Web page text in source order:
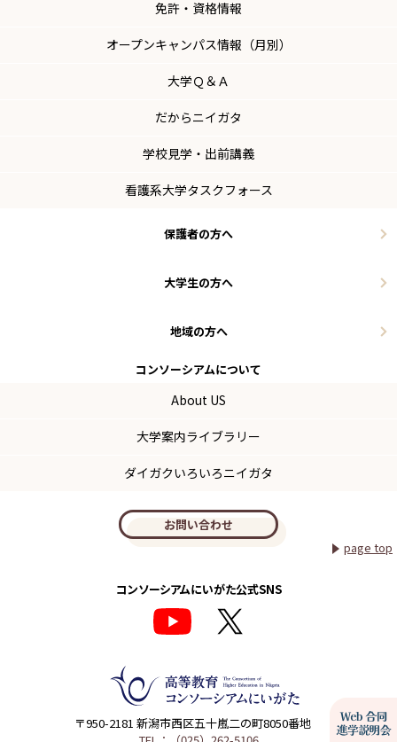
〒950-2181 新潟市西区五十嵐二の町8050番地
免許・資格情報
オープンキャンパス情報（月別）
大学Ｑ＆Ａ
だからニイガタ
学校見学・出前講義
看護系大学タスクフォース
保護者の方へ
大学生の方へ
地域の方へ
コンソーシアムについて
About US
大学案内ライブラリー
ダイガクいろいろニイガタ
お問い合わせ
page top
コンソーシアムにいがた公式SNS